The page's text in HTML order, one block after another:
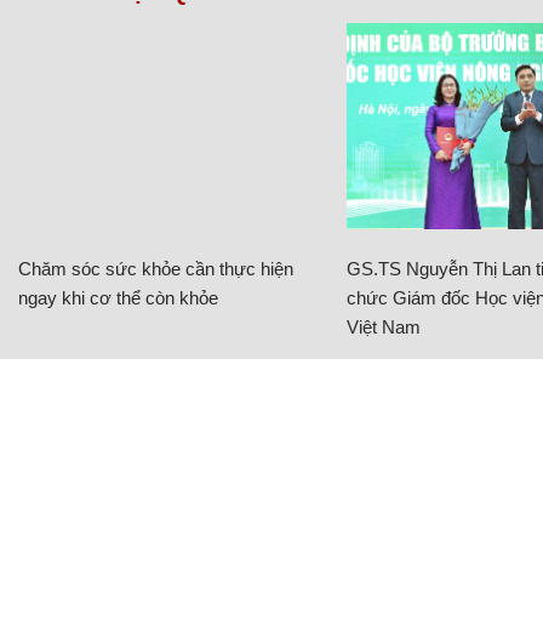
Chăm sóc sức khỏe cần thực hiện
ngay khi cơ thể còn khỏe
GS.TS Nguyễn Thị Lan
chức Giám đốc Học
Việt Nam